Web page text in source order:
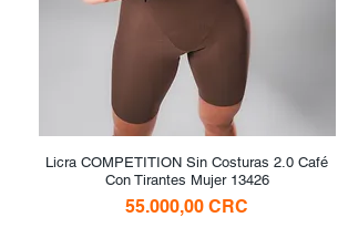
Vista rápida
Licra COMPETITION Sin Costuras 2.0 Café
Con Tirantes Mujer 13426
Precio
55.000,00 CRC